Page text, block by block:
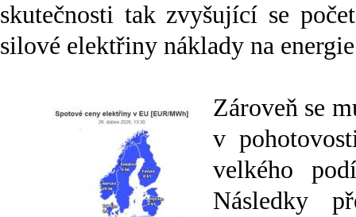
skutečnosti tak zvyšující se
silové elektřiny náklady na
Zároveň se
v
velkého
Následky